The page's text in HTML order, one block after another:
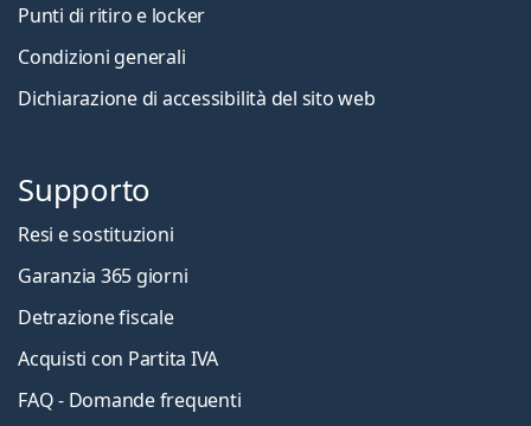
Punti di ritiro e locker
Condizioni generali
Dichiarazione di accessibilità del sito web
Supporto
Resi e sostituzioni
Garanzia 365 giorni
Detrazione fiscale
Acquisti con Partita IVA
FAQ - Domande frequenti